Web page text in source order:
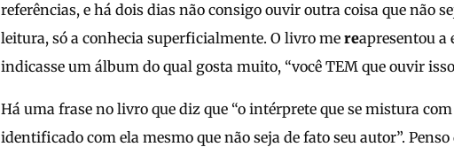
referências, e há dois dias não consigo ouvir outra coisa que não
leitura, só a conhecia superficialmente. O livro me reapresentou a
indicasse um álbum do qual gosta muito, “você TEM que ouvir
Há uma frase no livro que diz que “o intérprete que se mistura
identificado com ela mesmo que não seja de fato seu autor”.